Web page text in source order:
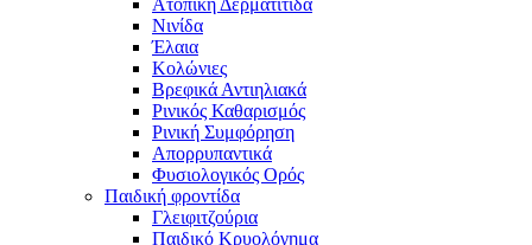
Ατοπική Δερματίτιδα
Νινίδα
Έλαια
Κολώνιες
Βρεφικά Αντιηλιακά
Ρινικός Καθαρισμός
Ρινική Συμφόρηση
Απορρυπαντικά
Φυσιολογικός Ορός
Παιδική φροντίδα
Γλειφιτζούρια
Παιδικό Κρυολόγημα